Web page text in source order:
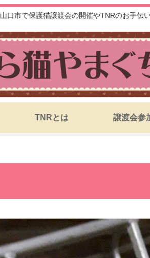
山口市で保護猫譲渡会の開催やTNRのお手伝
TNRとは 譲渡会参